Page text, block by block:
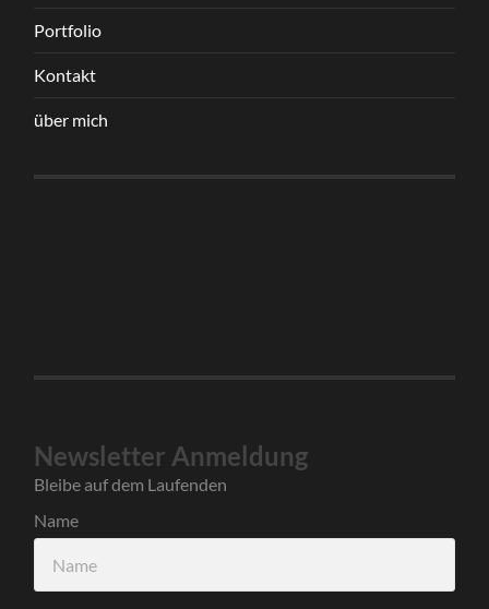
Portfolio
Kontakt
über mich
Newsletter Anmeldung
Bleibe auf dem Laufenden
Name